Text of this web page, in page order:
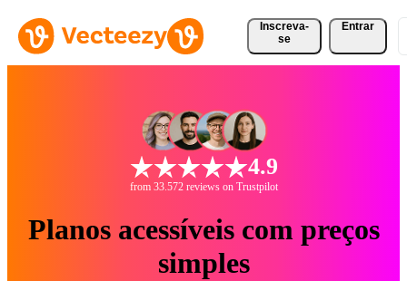
Inscreva-
se
Entrar
4.9
from 33.572 reviews on Trustpilot
Planos acessíveis com preços
simples